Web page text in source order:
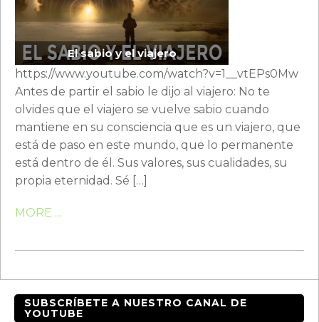
El sabio y el viajero
https://www.youtube.com/watch?v=1__vtEPs0Mw
Antes de partir el sabio le dijo al viajero: No te
olvides que el viajero se vuelve sabio cuando
mantiene en su consciencia que es un viajero, que
está de paso en este mundo, que lo permanente
está dentro de él. Sus valores, sus cualidades, su
propia eternidad. Sé […]
MORE ...
SUBSCRÍBETE A NUESTRO CANAL DE
YOUTUBE